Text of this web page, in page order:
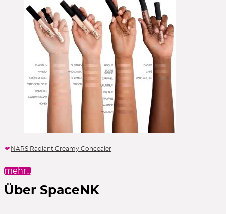
NARS Radiant Creamy Concealer
mehr…
Über SpaceNK